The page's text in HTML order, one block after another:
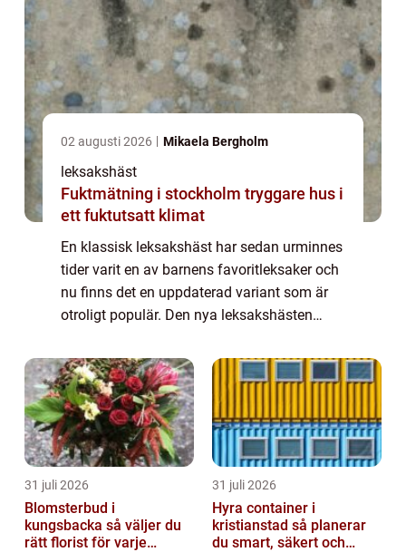
02 augusti 2026 Mikaela Bergholm
leksakshäst
Fuktmätning i stockholm tryggare hus i
ett fuktutsatt klimat
En klassisk leksakshäst har sedan urminnes
tider varit en av barnens favoritleksaker och
nu finns det en uppdaterad variant som är
otroligt populär. Den nya leksakshästen
barnen...
31 juli 2026
Blomsterbud i
kungsbacka så väljer du
rätt florist för varje
31 juli 2026
Hyra container i
kristianstad så planerar
du smart, säkert och